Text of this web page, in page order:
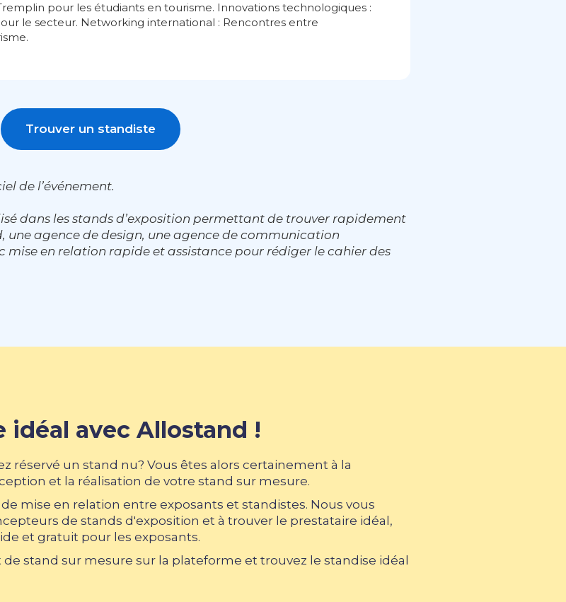
pour les étudiants en tourisme. Innovations technologiques :
le secteur. Networking international : Rencontres entre
Trouver un standiste
de l’événement.
dans les stands d’exposition permettant de trouver rapidement
agence de design, une agence de communication
mise en relation rapide et assistance pour rédiger le cahier des
idéal avec Allostand !
réservé un stand nu? Vous êtes alors certainement à la
et la réalisation de votre stand sur mesure.
mise en relation entre exposants et standistes. Nous vous
de stands d'exposition et à trouver le prestataire idéal,
et gratuit pour les exposants.
stand sur mesure sur la plateforme et trouvez le standise idéal